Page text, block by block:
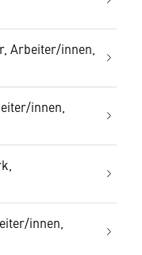
Arbeiter/innen,
innen,
innen,